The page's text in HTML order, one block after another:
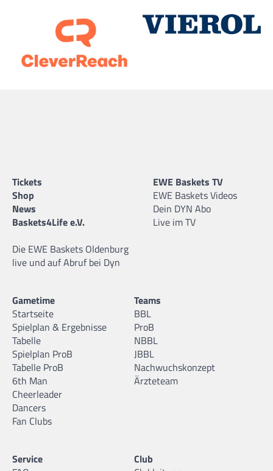
Tickets
Shop
News
Baskets4Life e.V.
Die EWE Baskets Oldenburg
live und auf Abruf bei Dyn
EWE Baskets TV
EWE Baskets Videos
Dein DYN Abo
Live im TV
Gametime
Startseite
Spielplan & Ergebnisse
Tabelle
Spielplan ProB
Tabelle ProB
6th Man
Cheerleader
Dancers
Fan Clubs
Teams
BBL
ProB
NBBL
JBBL
Nachwuchskonzept
Ärzteteam
Service
Club